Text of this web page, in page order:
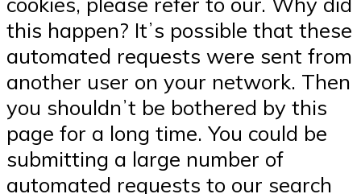
this happen? Itʼs possible that these
automated requests were sent from
another user on your network. Then
you shouldnʼt be bothered by this
page for a long time. You could be
submitting a large number of
automated requests to our search